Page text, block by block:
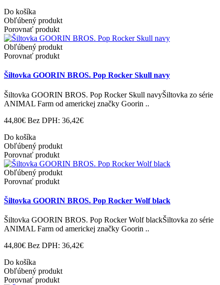
Do košíka
Obľúbený produkt
Porovnať produkt
Obľúbený produkt
Porovnať produkt
Šiltovka GOORIN BROS. Pop Rocker Skull navy
Šiltovka GOORIN BROS. Pop Rocker Skull navyŠiltovka zo série
ANIMAL Farm od americkej značky Goorin ..
44,80€ Bez DPH: 36,42€
Do košíka
Obľúbený produkt
Porovnať produkt
Obľúbený produkt
Porovnať produkt
Šiltovka GOORIN BROS. Pop Rocker Wolf black
Šiltovka GOORIN BROS. Pop Rocker Wolf blackŠiltovka zo série
ANIMAL Farm od americkej značky Goorin ..
44,80€ Bez DPH: 36,42€
Do košíka
Obľúbený produkt
Porovnať produkt